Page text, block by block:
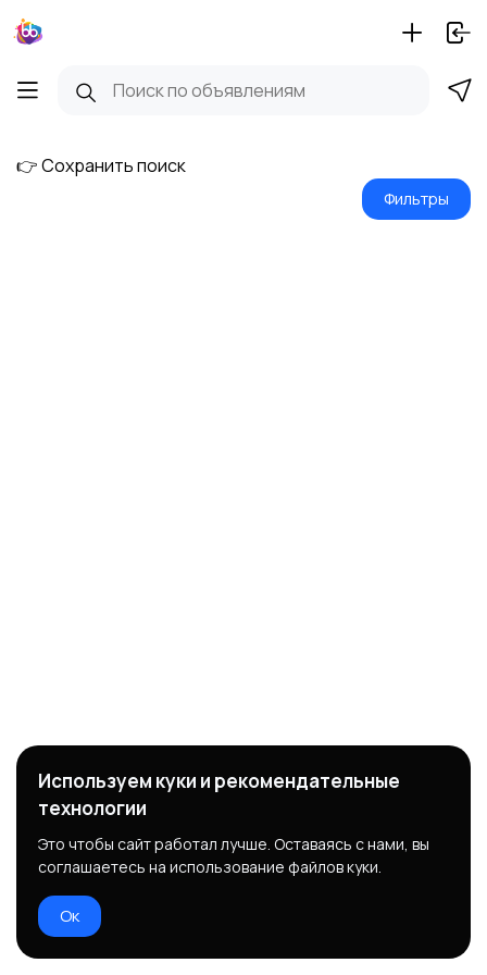
👉 Сохранить поиск
Фильтры
Используем куки и рекомендательные
технологии
Это чтобы сайт работал лучше. Оставаясь с нами, вы
соглашаетесь на использование файлов куки.
Ок